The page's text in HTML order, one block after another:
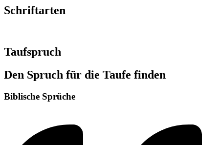
Schriftarten
Taufspruch
Den Spruch für die Taufe finden
Biblische Sprüche